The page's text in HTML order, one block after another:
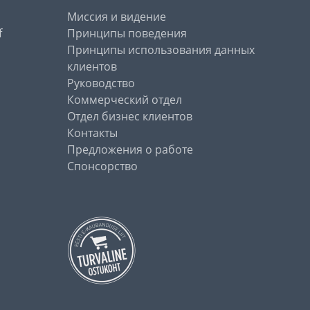
Миссия и видение
Принципы поведения
Принципы использования данных
клиентов
Руководство
Коммерческий отдел
Отдел бизнес клиентов
Контакты
Предложения о работе
Спонсорство